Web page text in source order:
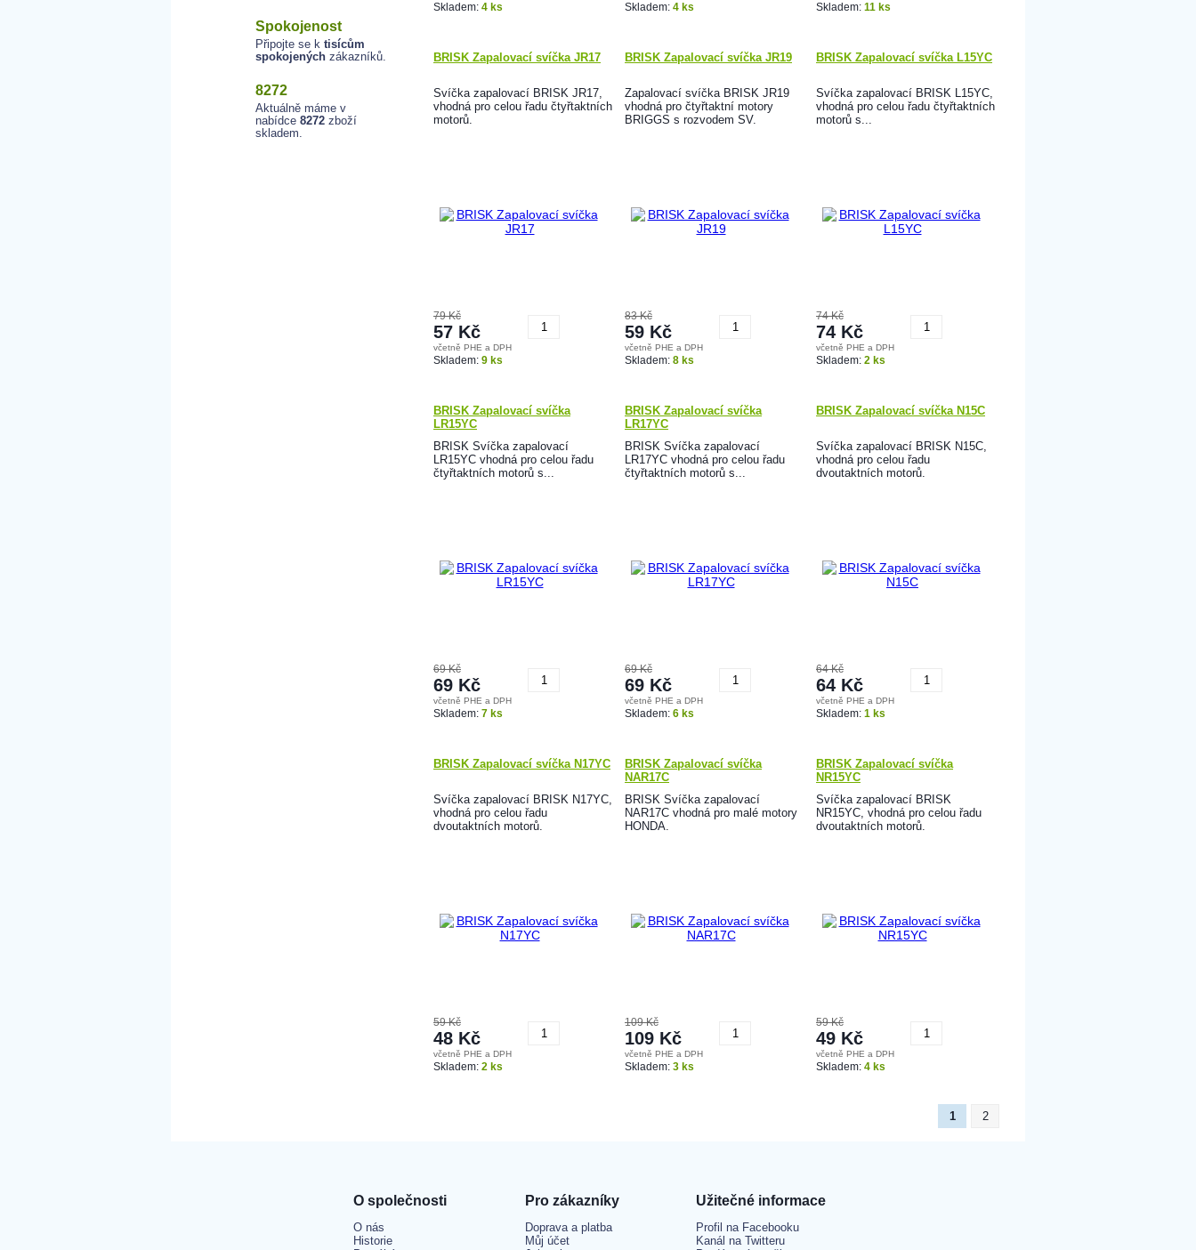
Spokojenost
Připojte se k tisícům
spokojených zákazníků.
8272
Aktuálně máme v
nabídce 8272 zboží
skladem.
Skladem: 4 ks Skladem: 4 ks Skladem: 11 ks
BRISK Zapalovací svíčka JR17
Svíčka zapalovací BRISK JR17,
vhodná pro celou řadu čtyřtaktních
motorů.
79 Kč
57 Kč
včetně PHE a DPH
Skladem: 9 ks
BRISK Zapalovací svíčka JR19
Zapalovací svíčka BRISK JR19
vhodná pro čtyřtaktní motory
BRIGGS s rozvodem SV.
83 Kč
59 Kč
včetně PHE a DPH
Skladem: 8 ks
BRISK Zapalovací svíčka L15YC
Svíčka zapalovací BRISK L15YC,
vhodná pro celou řadu čtyřtaktních
motorů s...
74 Kč
74 Kč
včetně PHE a DPH
Skladem: 2 ks
BRISK Zapalovací svíčka
LR15YC
BRISK Svíčka zapalovací
LR15YC vhodná pro celou řadu
čtyřtaktních motorů s...
69 Kč
69 Kč
včetně PHE a DPH
Skladem: 7 ks
BRISK Zapalovací svíčka
LR17YC
BRISK Svíčka zapalovací
LR17YC vhodná pro celou řadu
čtyřtaktních motorů s...
69 Kč
69 Kč
včetně PHE a DPH
Skladem: 6 ks
BRISK Zapalovací svíčka N15C
Svíčka zapalovací BRISK N15C,
vhodná pro celou řadu
dvoutaktních motorů.
64 Kč
64 Kč
včetně PHE a DPH
Skladem: 1 ks
BRISK Zapalovací svíčka N17YC
Svíčka zapalovací BRISK N17YC,
vhodná pro celou řadu
dvoutaktních motorů.
59 Kč
48 Kč
včetně PHE a DPH
Skladem: 2 ks
BRISK Zapalovací svíčka
NAR17C
BRISK Svíčka zapalovací
NAR17C vhodná pro malé motory
HONDA.
109 Kč
109 Kč
včetně PHE a DPH
Skladem: 3 ks
BRISK Zapalovací svíčka
NR15YC
Svíčka zapalovací BRISK
NR15YC, vhodná pro celou řadu
dvoutaktních motorů.
59 Kč
49 Kč
včetně PHE a DPH
Skladem: 4 ks
1 2
O společnosti
O nás
Historie
Pro zákazníky
Doprava a platba
Můj účet
Užitečné informace
Profil na Facebooku
Kanál na Twitteru